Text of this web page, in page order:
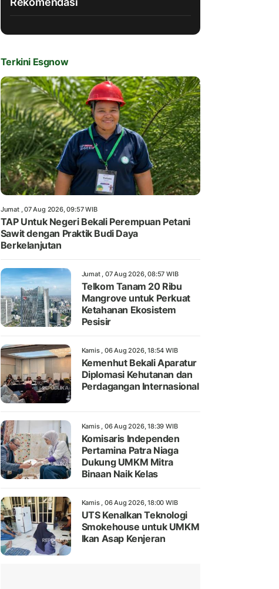
Terkini Esgnow
Jumat , 07 Aug 2026, 09:57 WIB
TAP Untuk Negeri Bekali Perempuan Petani
Sawit dengan Praktik Budi Daya
Berkelanjutan
Jumat , 07 Aug 2026, 08:57 WIB
Telkom Tanam 20 Ribu
Mangrove untuk Perkuat
Ketahanan Ekosistem
Pesisir
Kamis , 06 Aug 2026, 18:54 WIB
Kemenhut Bekali Aparatur
Diplomasi Kehutanan dan
Perdagangan Internasional
Kamis , 06 Aug 2026, 18:39 WIB
Komisaris Independen
Pertamina Patra Niaga
Dukung UMKM Mitra
Binaan Naik Kelas
Kamis , 06 Aug 2026, 18:00 WIB
UTS Kenalkan Teknologi
Smokehouse untuk UMKM
Ikan Asap Kenjeran